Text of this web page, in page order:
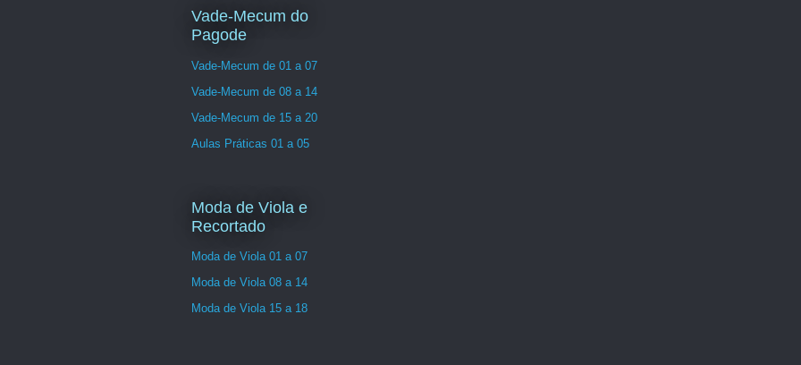
Vade-Mecum do
Pagode
Vade-Mecum de 01 a 07
Vade-Mecum de 08 a 14
Vade-Mecum de 15 a 20
Aulas Práticas 01 a 05
Moda de Viola e
Recortado
Moda de Viola 01 a 07
Moda de Viola 08 a 14
Moda de Viola 15 a 18